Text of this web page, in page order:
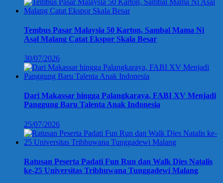
Tembus Pasar Malaysia 50 Karton, Sambal Mama Ni
Asal Malang Catat Ekspor Skala Besar
30/07/2026
Dari Makassar hingga Palangkaraya, FABI XV Menjadi
Panggung Baru Talenta Anak Indonesia
25/07/2026
Ratusan Peserta Padati Fun Run dan Walk Dies Natalis
ke-25 Universitas Tribhuwana Tunggadewi Malang